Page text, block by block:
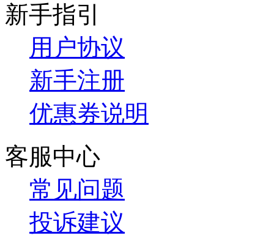
新手指引
用户协议
新手注册
优惠券说明
客服中心
常见问题
投诉建议